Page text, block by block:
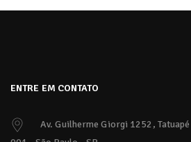
ENTRE EM CONTATO
Av. Guilherme Giorgi 1252, Tatuapé